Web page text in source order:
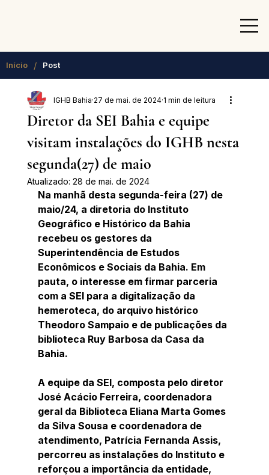
Início / Post
Diretor da SEI Bahia e equipe
visitam instalações do IGHB nesta
segunda(27) de maio
IGHB Bahia 27 de mai. de 2024 1 min de leitura
Atualizado: 28 de mai. de 2024
Na manhã desta segunda-feira (27) de
maio/24, a diretoria do Instituto
Geográfico e Histórico da Bahia
recebeu os gestores da
Superintendência de Estudos
Econômicos e Sociais da Bahia. Em
pauta, o interesse em firmar parceria
com a SEI para a digitalização da
hemeroteca, do arquivo histórico
Theodoro Sampaio e de publicações da
biblioteca Ruy Barbosa da Casa da
Bahia.
A equipe da SEI, composta pelo diretor
José Acácio Ferreira, coordenadora
geral da Biblioteca Eliana Marta Gomes
da Silva Sousa e coordenadora de
atendimento, Patrícia Fernanda Assis,
percorreu as instalações do Instituto e
reforçou a importância da entidade,